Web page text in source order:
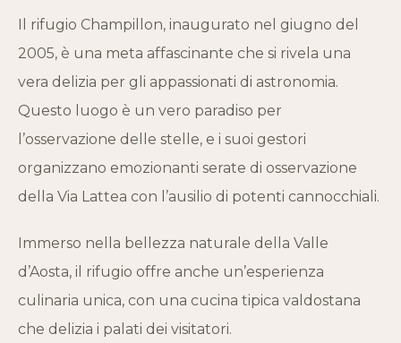
Il rifugio Champillon, inaugurato nel giugno del
2005, è una meta affascinante che si rivela una
vera delizia per gli appassionati di astronomia.
Questo luogo è un vero paradiso per
l’osservazione delle stelle, e i suoi gestori
organizzano emozionanti serate di osservazione
della Via Lattea con l’ausilio di potenti cannocchiali.
Immerso nella bellezza naturale della Valle
d’Aosta, il rifugio offre anche un’esperienza
culinaria unica, con una cucina tipica valdostana
che delizia i palati dei visitatori.